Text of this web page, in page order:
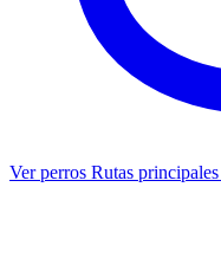
Ver perros Rutas